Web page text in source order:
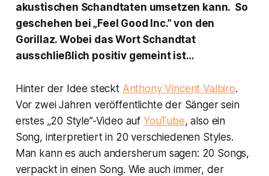
akustischen Schandtaten umsetzen kann. So
geschehen bei „Feel Good Inc.” von den
Gorillaz. Wobei das Wort Schandtat
ausschließlich positiv gemeint ist…
Hinter der Idee steckt Anthony Vincent Valbiro.
Vor zwei Jahren veröffentlichte der Sänger sein
erstes „20 Style”-Video auf YouTube, also ein
Song, interpretiert in 20 verschiedenen Styles.
Man kann es auch andersherum sagen: 20 Songs,
verpackt in einen Song. Wie auch immer, der